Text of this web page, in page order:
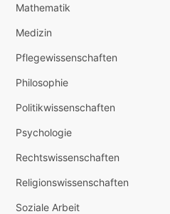
Mathematik
Medizin
Pflegewissenschaften
Philosophie
Politikwissenschaften
Psychologie
Rechtswissenschaften
Religionswissenschaften
Soziale Arbeit